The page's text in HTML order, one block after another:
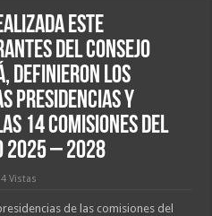
este
del consejo
definieron los
presidencias y
14 comisiones del
– 2028
4 Vistas
de las comisiones del